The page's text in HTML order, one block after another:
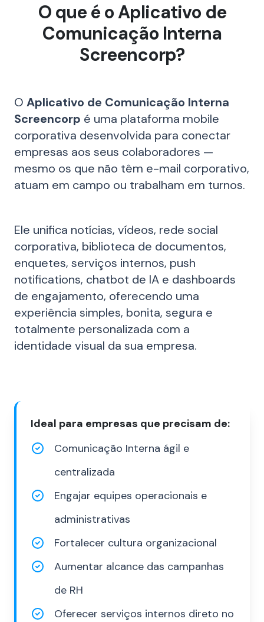
O que é o Aplicativo de
Comunicação Interna
Screencorp?
O Aplicativo de Comunicação Interna
Screencorp é uma plataforma mobile
corporativa desenvolvida para conectar
empresas aos seus colaboradores —
mesmo os que não têm e-mail corporativo,
atuam em campo ou trabalham em turnos.
Ele unifica notícias, vídeos, rede social
corporativa, biblioteca de documentos,
enquetes, serviços internos, push
notifications, chatbot de IA e dashboards
de engajamento, oferecendo uma
experiência simples, bonita, segura e
totalmente personalizada com a
identidade visual da sua empresa.
Ideal para empresas que precisam de:
Comunicação Interna ágil e
centralizada
Engajar equipes operacionais e
administrativas
Fortalecer cultura organizacional
Aumentar alcance das campanhas
de RH
Oferecer serviços internos direto no